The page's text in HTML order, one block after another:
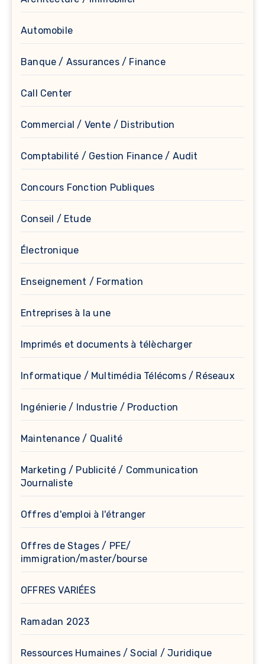
Automobile
Banque / Assurances / Finance
Call Center
Commercial / Vente / Distribution
Comptabilité / Gestion Finance / Audit
Concours Fonction Publiques
Conseil / Etude
Électronique
Enseignement / Formation
Entreprises à la une
Imprimés et documents à télècharger
Informatique / Multimédia Télécoms / Réseaux
Ingénierie / Industrie / Production
Maintenance / Qualité
Marketing / Publicité / Communication
Journaliste
Offres d'emploi à l'étranger
Offres de Stages / PFE/
immigration/master/bourse
OFFRES VARIÉES
Ramadan 2023
Ressources Humaines / Social / Juridique